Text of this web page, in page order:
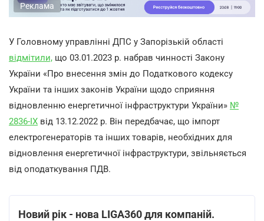
Реклама
У Головному управлінні ДПС у Запорізькій області
відмітили, що 03.01.2023 р. набрав чинності Закону
України «Про внесення змін до Податкового кодексу
України та інших законів України щодо сприяння
відновленню енергетичної інфраструктури України» №
2836-ІХ від 13.12.2022 р. Він передбачає, що імпорт
електрогенераторів та інших товарів, необхідних для
відновлення енергетичної інфраструктури, звільняється
від оподаткування ПДВ.
Новий рік - нова LIGA360 для компаній.